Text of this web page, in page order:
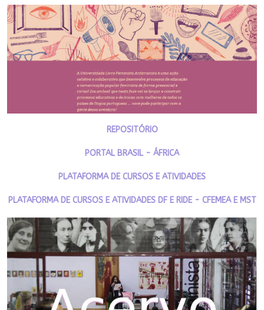
REPOSITÓRIO
PORTAL BRASIL - ÁFRICA
PLATAFORMA DE CURSOS E ATIVIDADES
PLATAFORMA DE CURSOS E ATIVIDADES DF E RIDE - CFEMEA E MST